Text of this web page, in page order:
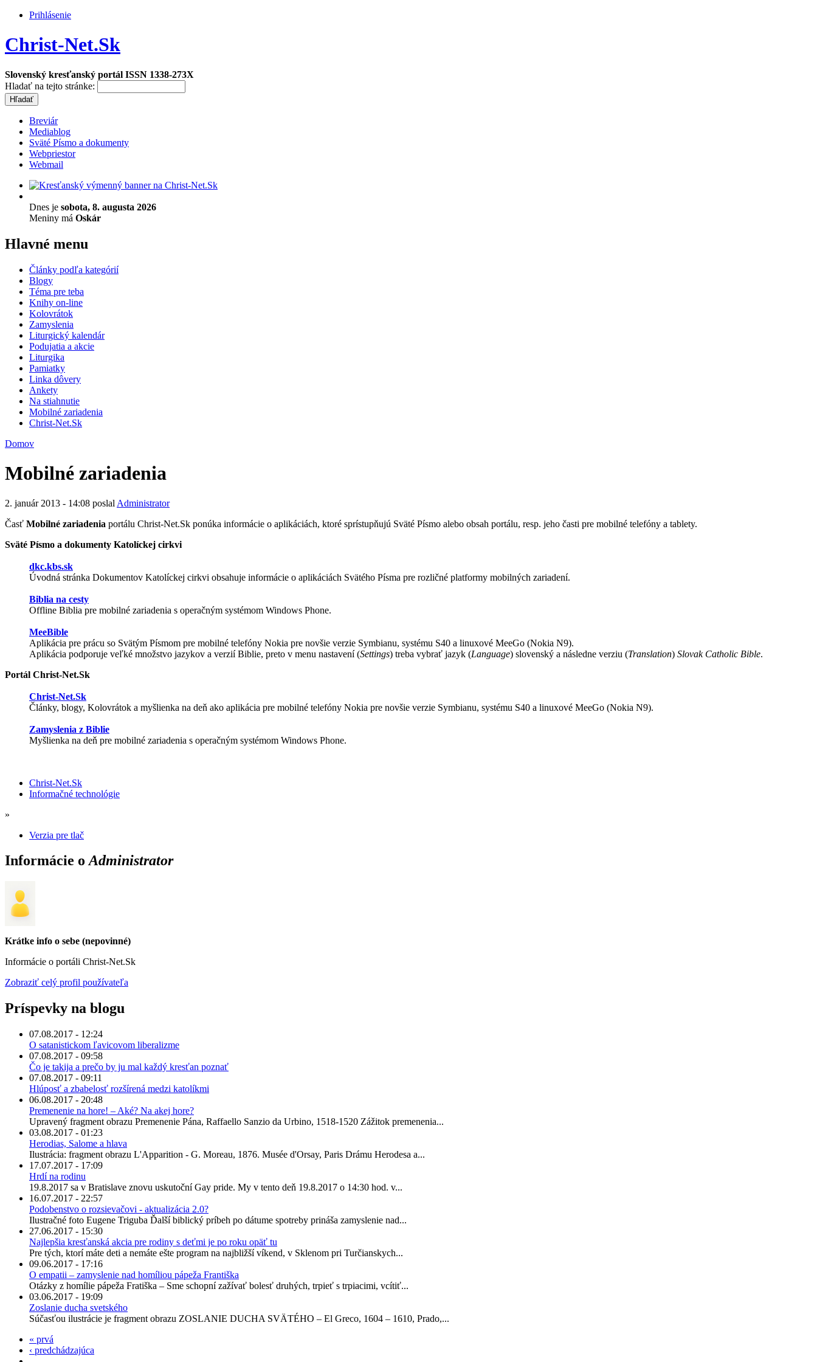
Prihlásenie
Christ-Net.Sk
Slovenský kresťanský portál ISSN 1338-273X
Hladať na tejto stránke:
Breviár
Mediablog
Sväté Písmo a dokumenty
Webpriestor
Webmail
Dnes je sobota, 8. augusta 2026
Meniny má Oskár
Hlavné menu
Články podľa kategórií
Blogy
Téma pre teba
Knihy on-line
Kolovrátok
Zamyslenia
Liturgický kalendár
Podujatia a akcie
Liturgika
Pamiatky
Linka dôvery
Ankety
Na stiahnutie
Mobilné zariadenia
Christ-Net.Sk
Domov
Mobilné zariadenia
2. január 2013 - 14:08 poslal Administrator
Časť Mobilné zariadenia portálu Christ-Net.Sk ponúka informácie o aplikáciách, ktoré sprístupňujú Sväté Písmo alebo obsah portálu, resp. jeho časti pre mobilné telefóny a tablety.
Sväté Písmo a dokumenty Katolíckej cirkvi
dkc.kbs.sk
Úvodná stránka Dokumentov Katolíckej cirkvi obsahuje informácie o aplikáciách Svätého Písma pre rozličné platformy mobilných zariadení.
Biblia na cesty
Offline Biblia pre mobilné zariadenia s operačným systémom Windows Phone.
MeeBible
Aplikácia pre prácu so Svätým Písmom pre mobilné telefóny Nokia pre novšie verzie Symbianu, systému S40 a linuxové MeeGo (Nokia N9).
Aplikácia podporuje veľké množstvo jazykov a verzií Biblie, preto v menu nastavení (Settings) treba vybrať jazyk (Language) slovenský a následne verziu (Translation) Slovak Catholic Bible.
Portál Christ-Net.Sk
Christ-Net.Sk
Články, blogy, Kolovrátok a myšlienka na deň ako aplikácia pre mobilné telefóny Nokia pre novšie verzie Symbianu, systému S40 a linuxové MeeGo (Nokia N9).
Zamyslenia z Biblie
Myšlienka na deň pre mobilné zariadenia s operačným systémom Windows Phone.
Christ-Net.Sk
Informačné technológie
»
Verzia pre tlač
Informácie oAdministrator
Krátke info o sebe (nepovinné)
Informácie o portáli Christ-Net.Sk
Zobraziť celý profil používateľa
Príspevky na blogu
07.08.2017 - 12:24
O satanistickom ľavicovom liberalizme
07.08.2017 - 09:58
Čo je takija a prečo by ju mal každý kresťan poznať
07.08.2017 - 09:11
Hlúposť a zbabelosť rozšírená medzi katolíkmi
06.08.2017 - 20:48
Premenenie na hore! – Aké? Na akej hore?
Upravený fragment obrazu Premenenie Pána, Raffaello Sanzio da Urbino, 1518-1520 Zážitok premenenia...
03.08.2017 - 01:23
Herodias, Salome a hlava
Ilustrácia: fragment obrazu L'Apparition - G. Moreau, 1876. Musée d'Orsay, Paris Drámu Herodesa a...
17.07.2017 - 17:09
Hrdí na rodinu
19.8.2017 sa v Bratislave znovu uskutoční Gay pride. My v tento deň 19.8.2017 o 14:30 hod. v...
16.07.2017 - 22:57
Podobenstvo o rozsievačovi - aktualizácia 2.0?
Ilustračné foto Eugene Triguba Ďalší biblický príbeh po dátume spotreby prináša zamyslenie nad...
27.06.2017 - 15:30
Najlepšia kresťanská akcia pre rodiny s deťmi je po roku opäť tu
Pre tých, ktorí máte deti a nemáte ešte program na najbližší víkend, v Sklenom pri Turčianskych...
09.06.2017 - 17:16
O empatii – zamyslenie nad homíliou pápeža Františka
Otázky z homílie pápeža Fratiška – Sme schopní zažívať bolesť druhých, trpieť s trpiacimi, vcítiť...
03.06.2017 - 19:09
Zoslanie ducha svetského
Súčasťou ilustrácie je fragment obrazu ZOSLANIE DUCHA SVÄTÉHO – El Greco, 1604 – 1610, Prado,...
« prvá
‹ predchádzajúca